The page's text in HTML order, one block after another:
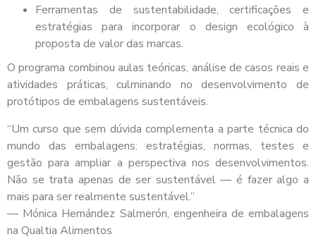
Ferramentas de sustentabilidade, certificações e
estratégias para incorporar o design ecológico à
proposta de valor das marcas.
O programa combinou aulas teóricas, análise de casos reais e
atividades práticas, culminando no desenvolvimento de
protótipos de embalagens sustentáveis.
“Um curso que sem dúvida complementa a parte técnica do
mundo das embalagens: estratégias, normas, testes e
gestão para ampliar a perspectiva nos desenvolvimentos.
Não se trata apenas de ser sustentável — é fazer algo a
mais para ser realmente sustentável.”
— Mónica Hernández Salmerón, engenheira de embalagens
na Qualtia Alimentos